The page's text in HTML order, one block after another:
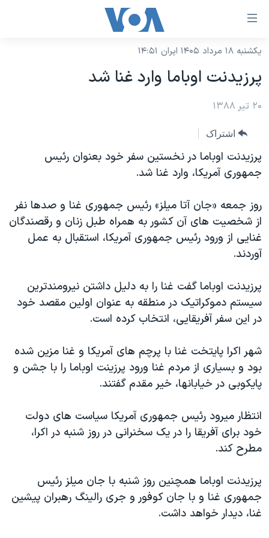
لینکهای
دسترسی
جهش
به
محتوای
جهش
به
صفحه
جهش
به
جستجو
نسخه سبک وب‌سایت
موضوع ها
ایران
جهان
گزیده‌ها
ویژه برنامه‌ها
ویدیوها
فرهنگ و زندگی
حقوق شهروندی
اقتصادی
علم و فناوری
اسرائیل در جنگ
گالری عکس
آرشیو پخش زنده
برنامه های تلویزیونی
جدول برنامه ها
صفحه‌های ویژه
عملیات خشم حماسی
۲۵۰سالگی آمریکا
بایگانی برنامه‌های تلویزیونی
مستندها
انتخابات ریاست جمهوری آمریکا ۲۰۲۴
حمله جمهوری اسلامی به اسرائیل
رمز مهسا
ورزش زنان در ایران
اعتراضات زن، زندگی، آزادی
مجموعه مستندهای دادخواهی
تریبونال مردمی آبان ۹۸
دادگاه حمید نوری
چهل سال گروگان‌گیری
قانون شفافیت دارائی کادر رهبری ایران
اعتراضات مردمی آبان ۹۸
پخش رادیویی
یادگیری زبان انگلیسی
زبانهای مختلف
یکشنبه ۱۸ مرداد ۱۴۰۵ ایران ۱۴:۵۱
پرزيدنت اوباما وارد غنا شد
۲۰ تیر ۱۳۸۸
اشتراک
پرزيدنت اوباما در نخستين سفر خود بعنوان رئيس
جمهوری آمريکا، وارد غنا شد.
روز جمعه «جان آتا ميلز» رئيس جمهوری غنا و صدها نفر
از شخصيت های آن کشور به همراه طبل زنان و رقصندگان
غنايی از ورود رئيس جمهوری آمريکا، استقبال به عمل
آوردند.
پرزيدنت اوباما گفت غنا را به دليل داشتن نيرومندترين
سيستم دموکراتيک در منطقه به عنوان اولين مقصد خود
در اين سفر آفريقايی، انتخاب کرده است.
شهر اکرا پايتخت غنا با پرچم های آمريکا و غنا مزين شده
بود و بسياری از مردم غنا ورود پرزينت اوباما را با جشن و
پايکوبی در خيابانها، خير مقدم گفتند.
انتظار ميرود رئيس جمهوری آمريکا سياست های دولت
خود برای آفريقا را در يک سخنرانی در روز شنبه در اکرا،
مطرح کند.
پرزيدنت اوباما همچنين روز شنبه با جان ميلز رئيس
جمهوری غنا و با جان کوفور و جری رالينگ رهبران پيشين
غنا، ديدار خواهد داشت.